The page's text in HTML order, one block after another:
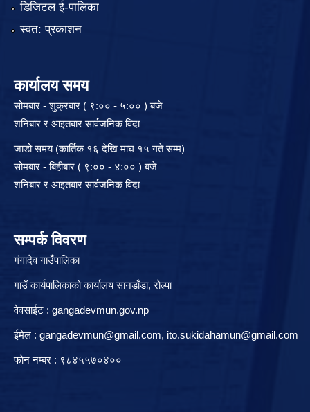
डिजिटल ई-पालिका
स्वत: प्रकाशन
कार्यालय समय
सोमबार - शुक्रबार ( ९:०० - ५:०० ) बजे
शनिबार र आइतबार सार्वजनिक विदा
जाडो समय (कार्तिक १६ देखि माघ १५ गते सम्म)
सोमबार - बिहीबार ( ९:०० - ४:०० ) बजे
शनिबार र आइतबार सार्वजनिक विदा
सम्पर्क विवरण
गंगादेव गाउँपालिका
गाउँ कार्यपालिकाको कार्यालय सानडाँडा, रो‍‍ल्पा
वेवसाईट : gangadevmun.gov.np
ईमेल : gangadevmun@gmail.com, ito.sukidahamun@gmail.com
फोन नम्बर : ९८४५५७०४००